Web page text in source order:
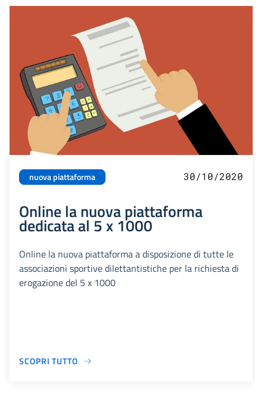
nuova piattaforma 30/10/2020
Online la nuova piattaforma
dedicata al 5 x 1000
Online la nuova piattaforma a disposizione di tutte le
associazioni sportive dilettantistiche per la richiesta di
erogazione del 5 x 1000
SCOPRI TUTTO